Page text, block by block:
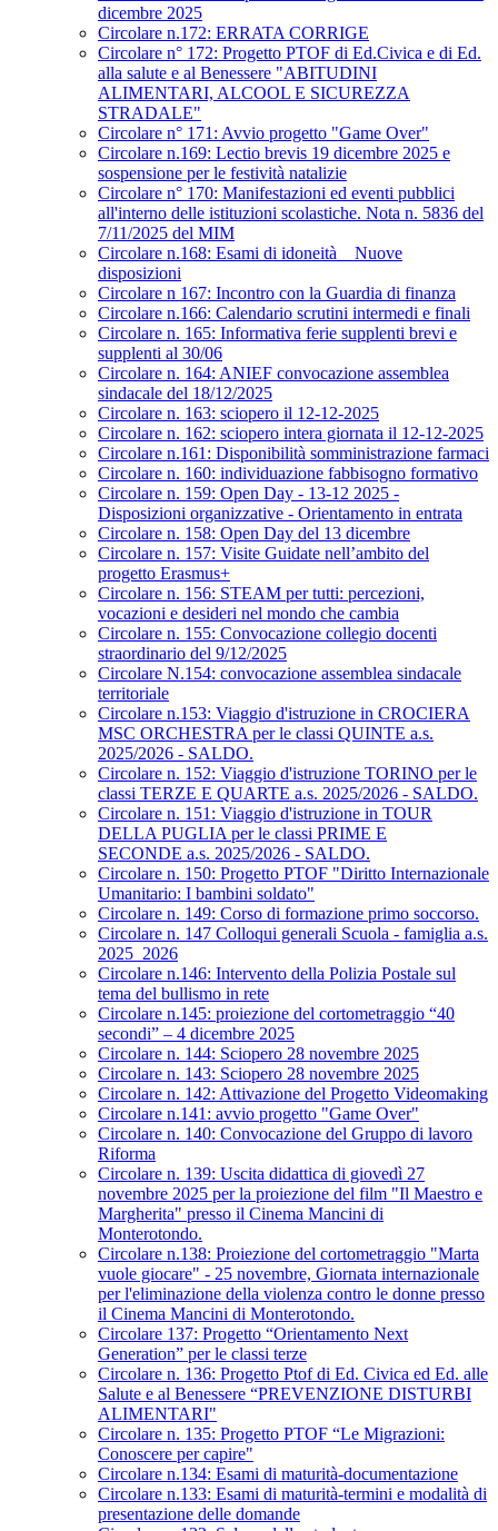
dicembre 2025
Circolare n.172: ERRATA CORRIGE
Circolare n° 172: Progetto PTOF di Ed.Civica e di Ed.
alla salute e al Benessere "ABITUDINI
ALIMENTARI, ALCOOL E SICUREZZA
STRADALE"
Circolare n° 171: Avvio progetto "Game Over"
Circolare n.169: Lectio brevis 19 dicembre 2025 e
sospensione per le festività natalizie
Circolare n° 170: Manifestazioni ed eventi pubblici
all'interno delle istituzioni scolastiche. Nota n. 5836 del
7/11/2025 del MIM
Circolare n.168: Esami di idoneità _ Nuove
disposizioni
Circolare n 167: Incontro con la Guardia di finanza
Circolare n.166: Calendario scrutini intermedi e finali
Circolare n. 165: Informativa ferie supplenti brevi e
supplenti al 30/06
Circolare n. 164: ANIEF convocazione assemblea
sindacale del 18/12/2025
Circolare n. 163: sciopero il 12-12-2025
Circolare n. 162: sciopero intera giornata il 12-12-2025
Circolare n.161: Disponibilità somministrazione farmaci
Circolare n. 160: individuazione fabbisogno formativo
Circolare n. 159: Open Day - 13-12 2025 -
Disposizioni organizzative - Orientamento in entrata
Circolare n. 158: Open Day del 13 dicembre
Circolare n. 157: Visite Guidate nell’ambito del
progetto Erasmus+
Circolare n. 156: STEAM per tutti: percezioni,
vocazioni e desideri nel mondo che cambia
Circolare n. 155: Convocazione collegio docenti
straordinario del 9/12/2025
Circolare N.154: convocazione assemblea sindacale
territoriale
Circolare n.153: Viaggio d'istruzione in CROCIERA
MSC ORCHESTRA per le classi QUINTE a.s.
2025/2026 - SALDO.
Circolare n. 152: Viaggio d'istruzione TORINO per le
classi TERZE E QUARTE a.s. 2025/2026 - SALDO.
Circolare n. 151: Viaggio d'istruzione in TOUR
DELLA PUGLIA per le classi PRIME E
SECONDE a.s. 2025/2026 - SALDO.
Circolare n. 150: Progetto PTOF "Diritto Internazionale
Umanitario: I bambini soldato"
Circolare n. 149: Corso di formazione primo soccorso.
Circolare n. 147 Colloqui generali Scuola - famiglia a.s.
2025_2026
Circolare n.146: Intervento della Polizia Postale sul
tema del bullismo in rete
Circolare n.145: proiezione del cortometraggio “40
secondi” – 4 dicembre 2025
Circolare n. 144: Sciopero 28 novembre 2025
Circolare n. 143: Sciopero 28 novembre 2025
Circolare n. 142: Attivazione del Progetto Videomaking
Circolare n.141: avvio progetto "Game Over"
Circolare n. 140: Convocazione del Gruppo di lavoro
Riforma
Circolare n. 139: Uscita didattica di giovedì 27
novembre 2025 per la proiezione del film "Il Maestro e
Margherita" presso il Cinema Mancini di
Monterotondo.
Circolare n.138: Proiezione del cortometraggio "Marta
vuole giocare" - 25 novembre, Giornata internazionale
per l'eliminazione della violenza contro le donne presso
il Cinema Mancini di Monterotondo.
Circolare 137: Progetto “Orientamento Next
Generation” per le classi terze
Circolare n. 136: Progetto Ptof di Ed. Civica ed Ed. alle
Salute e al Benessere “PREVENZIONE DISTURBI
ALIMENTARI"
Circolare n. 135: Progetto PTOF “Le Migrazioni:
Conoscere per capire"
Circolare n.134: Esami di maturità-documentazione
Circolare n.133: Esami di maturità-termini e modalità di
presentazione delle domande